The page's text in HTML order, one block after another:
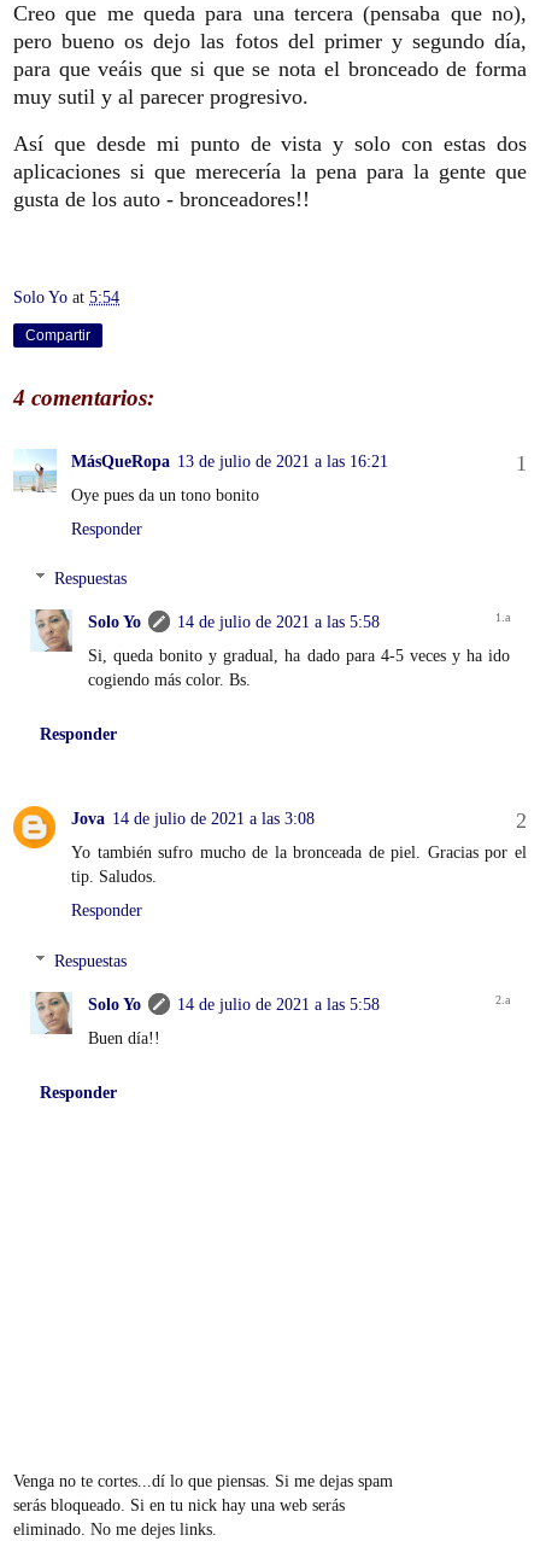
Creo que me queda para una tercera (pensaba que no),
pero bueno os dejo las fotos del primer y segundo día,
para que veáis que si que se nota el bronceado de forma
muy sutil y al parecer progresivo.
Así que desde mi punto de vista y solo con estas dos
aplicaciones si que merecería la pena para la gente que
gusta de los auto - bronceadores!!
Solo Yo at 5:54
Compartir
4 comentarios:
MásQueRopa 13 de julio de 2021 a las 16:21
Oye pues da un tono bonito
Responder
Respuestas
Solo Yo
14 de julio de 2021 a las 5:58
Si, queda bonito y gradual, ha dado para 4-5 veces y ha ido
cogiendo más color. Bs.
Responder
Jova 14 de julio de 2021 a las 3:08
Yo también sufro mucho de la bronceada de piel. Gracias por el
tip. Saludos.
Responder
Respuestas
Solo Yo
14 de julio de 2021 a las 5:58
Buen día!!
Responder
Venga no te cortes...dí lo que piensas. Si me dejas spam
serás bloqueado. Si en tu nick hay una web serás
eliminado. No me dejes links.